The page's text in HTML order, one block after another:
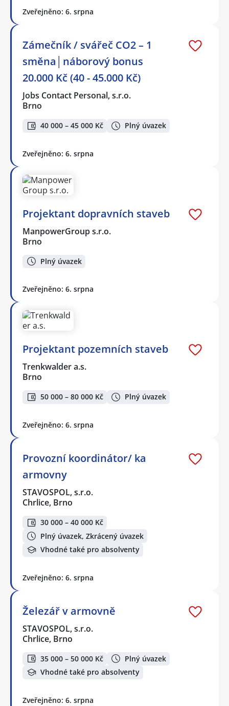
Zveřejněno: 6. srpna
Zámečník / svářeč CO2 – 1
směna│náborový bonus
20.000 Kč (40 - 45.000 Kč)
Jobs Contact Personal, s.r.o.
Brno
40 000 – 45 000 Kč Plný úvazek
Zveřejněno: 6. srpna
Projektant dopravních staveb
ManpowerGroup s.r.o.
Brno
Plný úvazek
Zveřejněno: 6. srpna
Projektant pozemních staveb
Trenkwalder a.s.
Brno
50 000 – 80 000 Kč Plný úvazek
Zveřejněno: 6. srpna
Provozní koordinátor/ ka
armovny
STAVOSPOL, s.r.o.
Chrlice, Brno
30 000 – 40 000 Kč
Plný úvazek, Zkrácený úvazek
Vhodné také pro absolventy
Zveřejněno: 6. srpna
Železář v armovně
STAVOSPOL, s.r.o.
Chrlice, Brno
35 000 – 50 000 Kč
Plný úvazek
Vhodné také pro absolventy
Zveřejněno: 6. srpna